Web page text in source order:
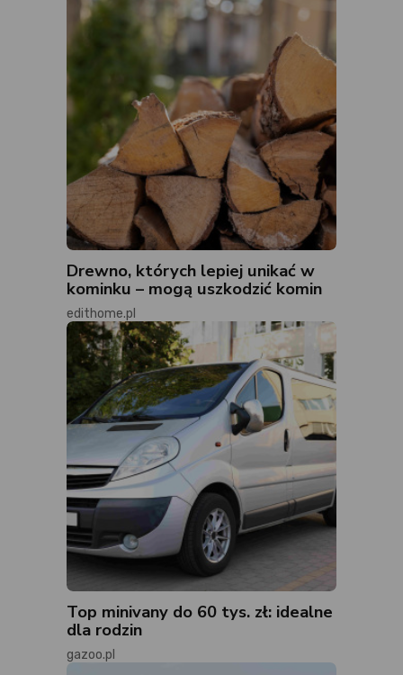
Drewno, których lepiej unikać w
kominku – mogą uszkodzić komin
edithome.pl
Top minivany do 60 tys. zł: idealne
dla rodzin
gazoo.pl